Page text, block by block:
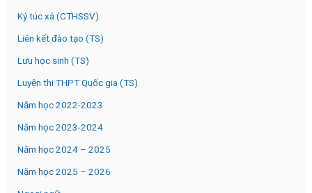
Ký túc xá (CTHSSV)
Liên kết đào tạo (TS)
Lưu học sinh (TS)
Luyện thi THPT Quốc gia (TS)
Năm học 2022-2023
Năm học 2023-2024
Năm học 2024 – 2025
Năm học 2025 – 2026